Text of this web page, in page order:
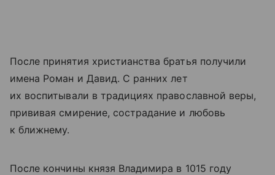
После принятия христианства братья получили
имена Роман и Давид. С ранних лет
их воспитывали в традициях православной веры,
прививая смирение, сострадание и любовь
к ближнему.
После кончины князя Владимира в 1015 году